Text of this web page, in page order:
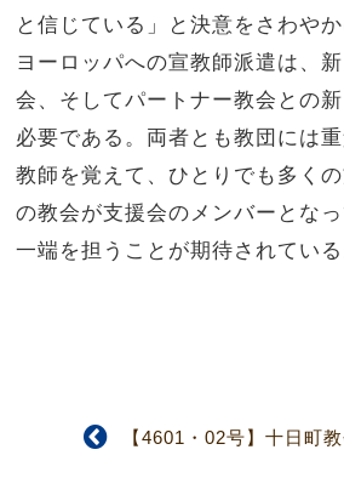
と信じている」と決意をさわやか
ヨーロッパへの宣教師派遣は、
会、そしてパートナー教会との
必要である。両者とも教団には
教師を覚えて、ひとりでも多く
の教会が支援会のメンバーとな
一端を担うことが期待されている